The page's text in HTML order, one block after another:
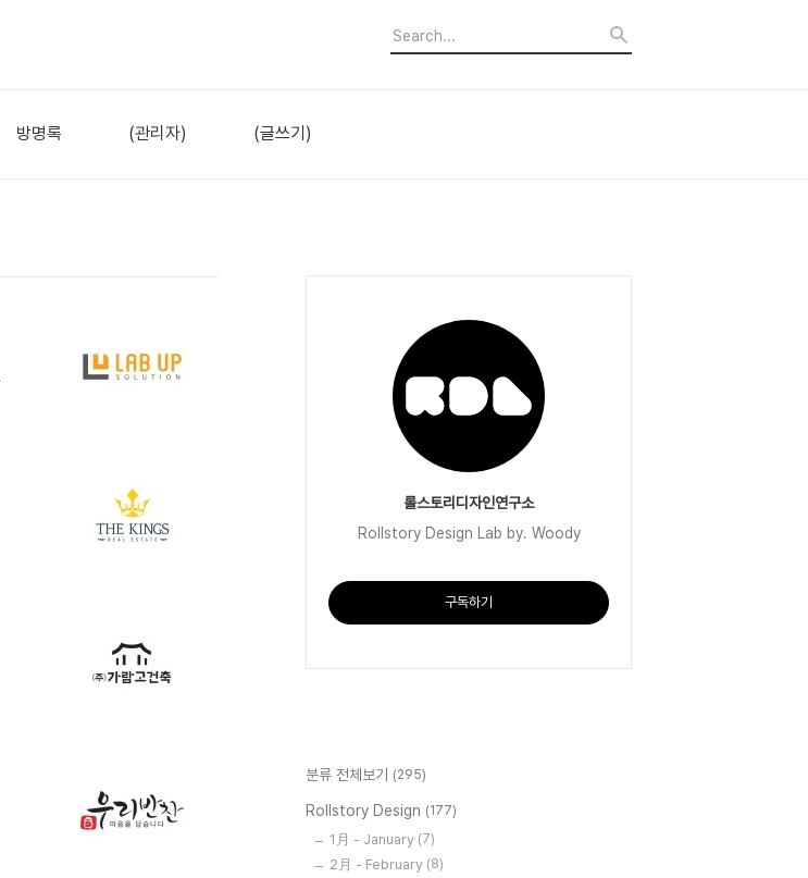
방명록 (관리자) (글쓰기)
롤스토리디자인연구소
Rollstory Design Lab by. Woody
구독하기
분류 전체보기 (295)
Rollstory Design (177)
1月 - January (7)
2月 - February (8)